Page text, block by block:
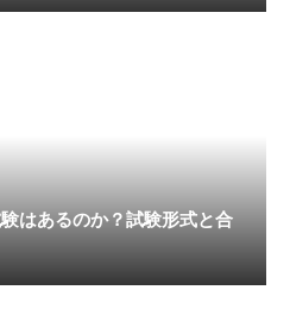
はあるのか？試験形式と合